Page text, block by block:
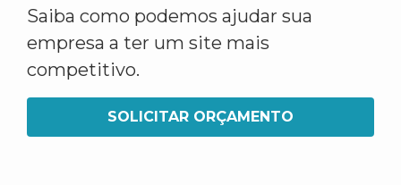
Saiba como podemos ajudar sua
empresa a ter um site mais
competitivo.
SOLICITAR ORÇAMENTO